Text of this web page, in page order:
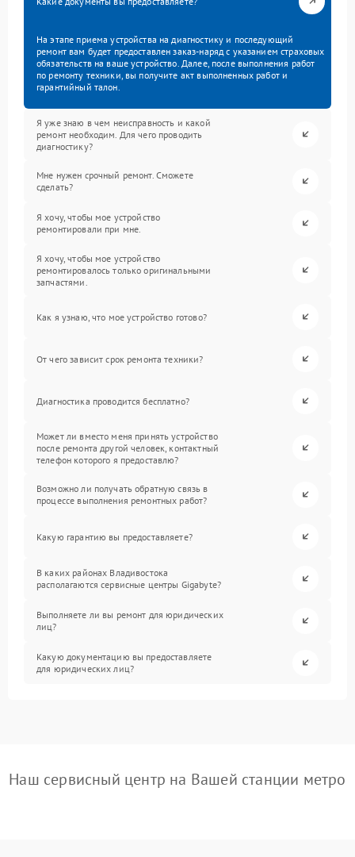
На этапе приема устройства на диагностику и последующий
ремонт вам будет предоставлен заказ-наряд с указанием страховых
обязательств на ваше устройство. Далее, после выполнения работ
по ремонту техники, вы получите акт выполненных работ и
гарантийный талон.
Я уже знаю в чем неисправность и какой
ремонт необходим. Для чего проводить
диагностику?
Мне нужен срочный ремонт. Сможете
сделать?
Я хочу, чтобы мое устройство
ремонтировали при мне.
Я хочу, чтобы мое устройство
ремонтировалось только оригинальными
запчастями.
Как я узнаю, что мое устройство готово?
От чего зависит срок ремонта техники?
Диагностика проводится бесплатно?
Может ли вместо меня принять устройство
после ремонта другой человек, контактный
телефон которого я предоставлю?
Возможно ли получать обратную связь в
процессе выполнения ремонтных работ?
Какую гарантию вы предоставляете?
В каких районах Владивостока
располагаются сервисные центры Gigabyte?
Выполняете ли вы ремонт для юридических
лиц?
Какую документацию вы предоставляете
для юридических лиц?
Наш сервисный центр на Вашей станции метро